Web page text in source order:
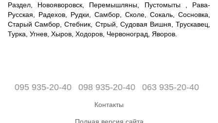
Раздел, Новояворовск, Перемышляны, Пустомыты , Рава-
Русская, Радехов, Рудки, Самбор, Сколе, Сокаль, Сосновка,
Старый Самбор, Стебник, Стрый, Судовая Вишня, Трускавец,
Турка, Угнев, Хыров, Ходоров, Червоноград, Яворов.
095 935-20-40 098 935-20-40 063 935-20-40
Контакты
Полная версия сайта